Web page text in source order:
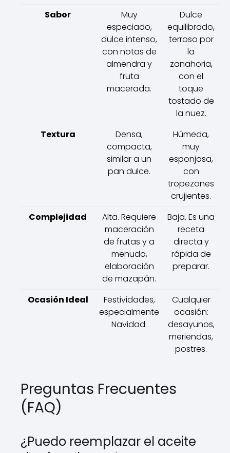
Sabor
Muy
especiado,
dulce intenso,
con notas de
almendra y
fruta
macerada.
Dulce
equilibrado,
terroso por
la
zanahoria,
con el
toque
tostado de
la nuez.
Textura
Densa,
compacta,
similar a un
pan dulce.
Húmeda,
muy
esponjosa,
con
tropezones
crujientes.
Complejidad
Alta. Requiere
maceración
de frutas y a
menudo,
elaboración
de mazapán.
Baja. Es una
receta
directa y
rápida de
preparar.
Ocasión Ideal
Festividades,
especialmente
Navidad.
Cualquier
ocasión:
desayunos,
meriendas,
postres.
Preguntas Frecuentes
(FAQ)
¿Puedo reemplazar el aceite